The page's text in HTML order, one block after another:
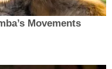
Movements